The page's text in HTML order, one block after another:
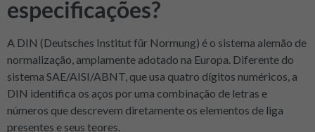
especificações?
A DIN (Deutsches Institut für Normung) é o sistema alemão de
normalização, amplamente adotado na Europa. Diferente do
sistema SAE/AISI/ABNT, que usa quatro dígitos numéricos, a
DIN identifica os aços por uma combinação de letras e
números que descrevem diretamente os elementos de liga
presentes e seus teores.